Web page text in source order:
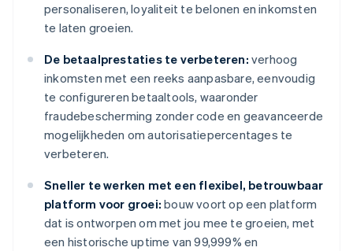
personaliseren, loyaliteit te belonen en inkomsten
te laten groeien.
De betaalprestaties te verbeteren: verhoog
inkomsten met een reeks aanpasbare, eenvoudig
te configureren betaaltools, waaronder
fraudebescherming zonder code en geavanceerde
mogelijkheden om autorisatiepercentages te
verbeteren.
Sneller te werken met een flexibel, betrouwbaar
platform voor groei: bouw voort op een platform
dat is ontworpen om met jou mee te groeien, met
een historische uptime van 99,999% en